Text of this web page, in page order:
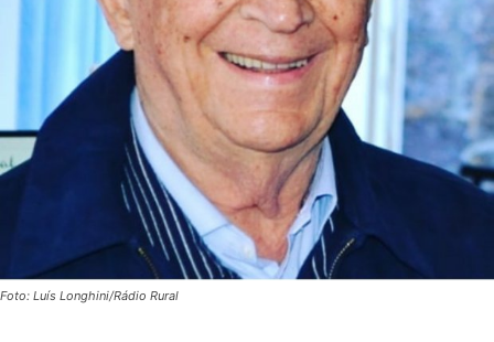
Foto: Luís Longhini/Rádio Rural